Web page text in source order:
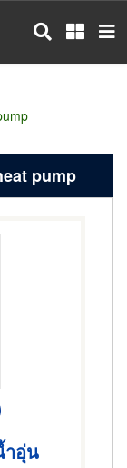
pump
ำอุ่น